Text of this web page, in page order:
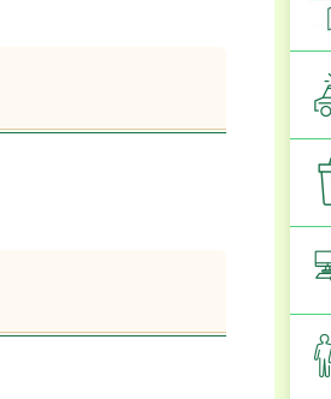
ンドウで開く）（PDF：382KB）